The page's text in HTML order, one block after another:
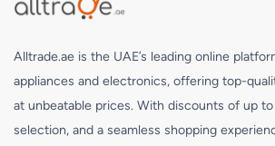
Alltrade.ae is the UAE’s leading online
appliances and electronics, offering top-
at unbeatable prices. With discounts of up to
selection, and a seamless shopping